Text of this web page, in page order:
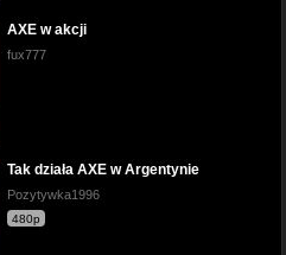
AXE w akcji
fux777
Tak działa AXE w Argentynie
Pozytywka1996
480p